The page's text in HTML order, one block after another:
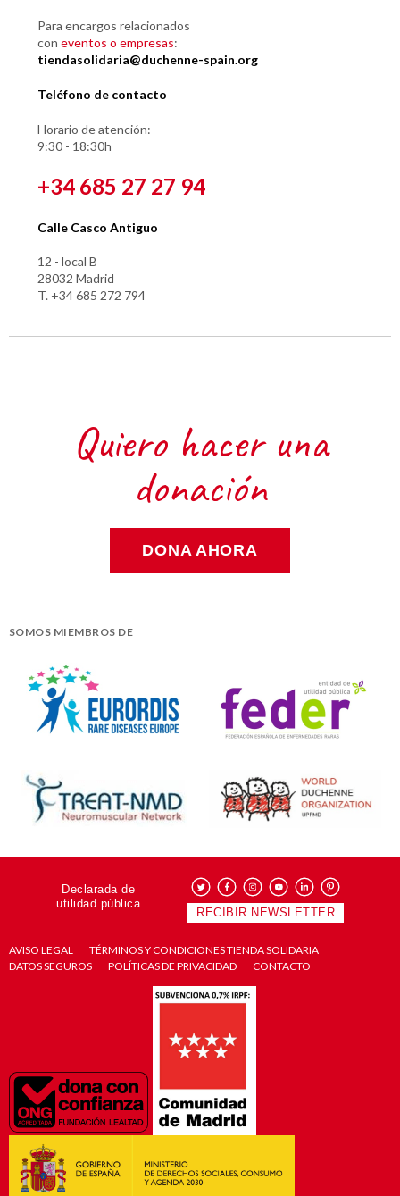
Para encargos relacionados
con eventos o empresas:
tiendasolidaria@duchenne-spain.org
Teléfono de contacto
Horario de atención:
9:30 - 18:30h
+34 685 27 27 94
Calle Casco Antiguo
12 - local B
28032 Madrid
T. +34 685 272 794
Quiero hacer una
donación
DONA AHORA
SOMOS MIEMBROS DE
Declarada de
utilidad pública
RECIBIR NEWSLETTER
AVISO LEGAL
TÉRMINOS Y CONDICIONES TIENDA SOLIDARIA
DATOS SEGUROS
POLÍTICAS DE PRIVACIDAD CONTACTO